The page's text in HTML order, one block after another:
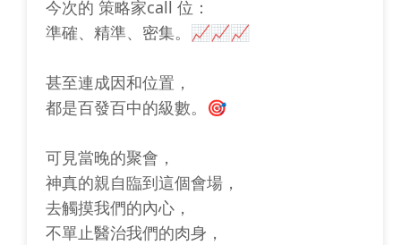
今次的 策略家call 位：
準確、精準、密集。📈📈📈
甚至連成因和位置，
都是百發百中的級數。🎯
可見當晚的聚會，
神真的親自臨到這個會場，
去觸摸我們的內心，
不單止醫治我們的肉身，